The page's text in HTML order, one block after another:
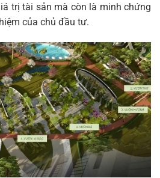
trị tài sản mà còn là minh chứng
của chủ đầu tư.